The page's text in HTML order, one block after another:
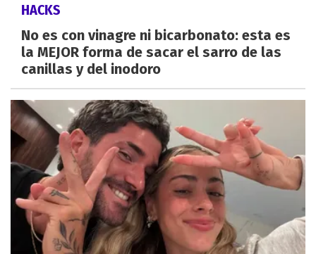
HACKS
No es con vinagre ni bicarbonato: esta es
la MEJOR forma de sacar el sarro de las
canillas y del inodoro